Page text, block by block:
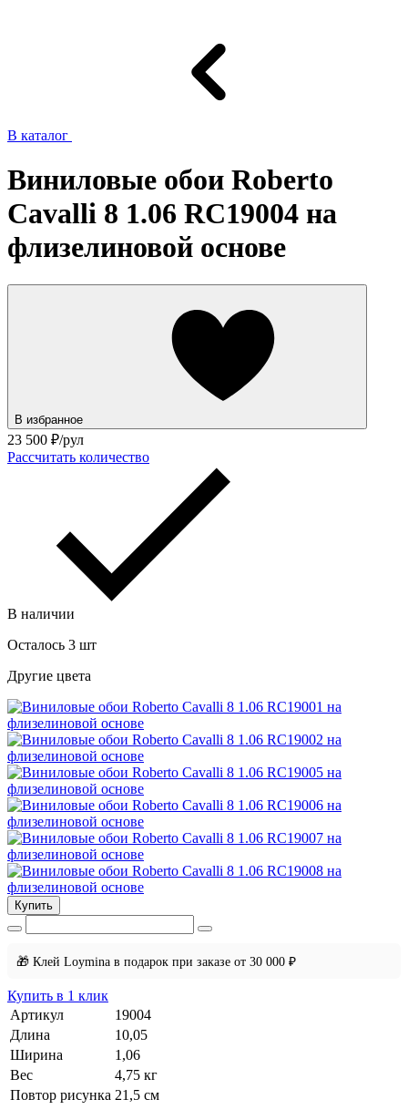
В каталог
Виниловые обои Roberto
Cavalli 8 1.06 RC19004 на
флизелиновой основе
В избранное
23 500 ₽/рул
Рассчитать количество
В наличии
Осталось 3 шт
Другие цвета
Купить
🎁 Клей Loymina в подарок при заказе от 30 000 ₽
Купить в 1 клик
Артикул
19004
Длина
10,05
Ширина
1,06
Вес
4,75 кг
Повтор рисунка 21,5 см